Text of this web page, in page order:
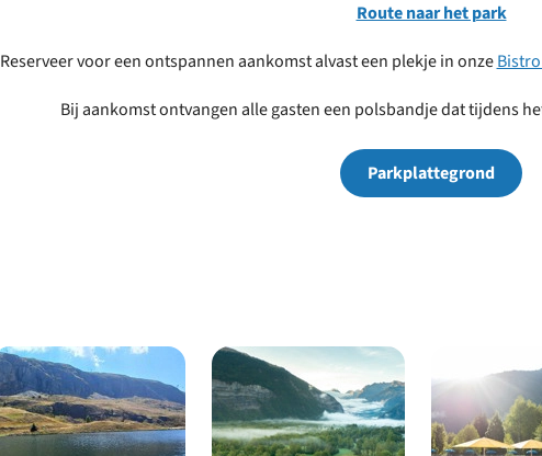
park
Route naar het park
Reserveer voor een ontspannen aankomst alvast een plekje in onze
Bij aankomst ontvangen alle gasten een polsbandjedat tijdens
Parkplattegrond